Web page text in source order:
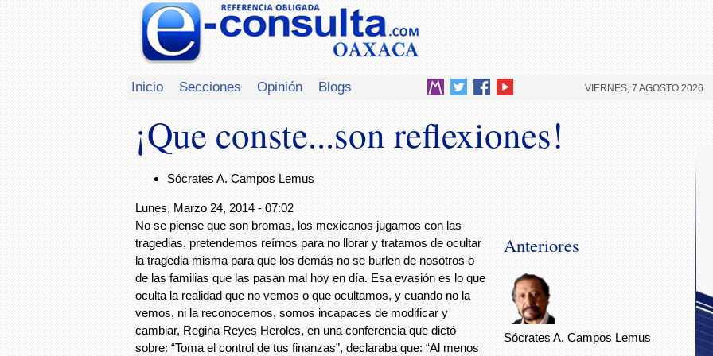
Inicio Secciones Opinión Blogs VIERNES, 7 AGOSTO 2026
¡Que conste...son reflexiones!
Sócrates A. Campos Lemus
Lunes, Marzo 24, 2014 - 07:02
No se piense que son bromas, los mexicanos jugamos con las
tragedias, pretendemos reírnos para no llorar y tratamos de ocultar
la tragedia misma para que los demás no se burlen de nosotros o
de las familias que las pasan mal hoy en día. Esa evasión es lo que
oculta la realidad que no vemos o que ocultamos, y cuando no la
vemos, ni la reconocemos, somos incapaces de modificar y
cambiar, Regina Reyes Heroles, en una conferencia que dictó
sobre: “Toma el control de tus finanzas”, declaraba que: “Al menos
Anteriores
Sócrates A. Campos Lemus